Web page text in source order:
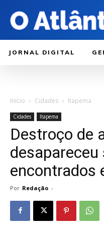
JORNAL DIGITAL
Início Cidades Itapema
Cidades Itapema
Destroço de
desapareceu
encontrados
Por Redação -